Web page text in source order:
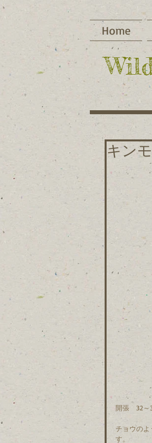
Home
キン
開張　32～
チョウの
す。